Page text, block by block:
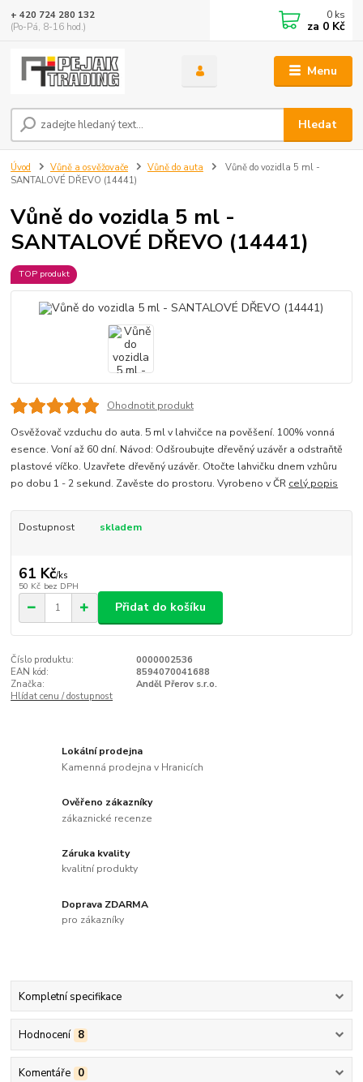
Menu
Hledat
+ 420 724 280 132
(Po-Pá, 8-16 hod.)
0 ks
za 0 Kč
Úvod Vůně a osvěžovače Vůně do auta
Vůně do vozidla 5 ml -
SANTALOVÉ DŘEVO (14441)
Vůně do vozidla 5 ml -
SANTALOVÉ DŘEVO (14441)
TOP produkt
Ohodnotit produkt
Osvěžovač vzduchu do auta. 5 ml v lahvičce na pověšení. 100% vonná
esence. Voní až 60 dní. Návod: Odšroubujte dřevěný uzávěr a odstraňtě
plastové víčko. Uzavřete dřevěný uzávěr. Otočte lahvičku dnem vzhůru
po dobu 1 - 2 sekund. Zavěste do prostoru. Vyrobeno v ČR celý popis
Dostupnost skladem
61 Kč/ks
50 Kč bez DPH
Přidat do košíku
Číslo produktu:
0000002536
EAN kód:
8594070041688
Značka:
Anděl Přerov s.r.o.
Hlídat cenu / dostupnost
Lokální prodejna
Kamenná prodejna v Hranicích
Ověřeno zákazníky
zákaznické recenze
Záruka kvality
kvalitní produkty
Doprava ZDARMA
pro zákazníky
Kompletní specifikace
Hodnocení 8
Komentáře 0